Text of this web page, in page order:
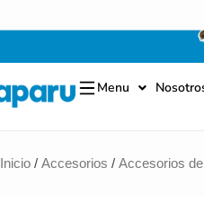
Menu
Inicio /Accesorios /Accesorios